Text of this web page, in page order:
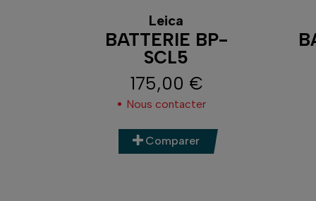
Leica
BATTERIE BP-
SCL5
Prix
175,00 €
Nous contacter
Comparer